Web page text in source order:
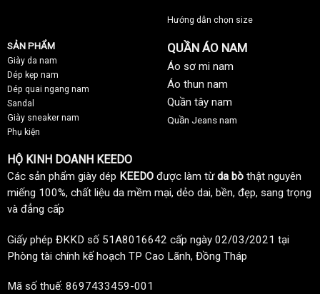
Hướng dẫn chọn size
SẢN PHẨM
Giày da nam
Dép kẹp nam
Dép quai ngang nam
Sandal
Giày sneaker nam
Phụ kiện
QUẦN ÁO NAM
Áo sơ mi nam
Áo thun nam
Quần tây nam
Quần Jeans nam
HỘ KINH DOANH KEEDO
Các sản phẩm giày dép KEEDO được làm từda bò thật nguyên
miếng 100%, chất liệu da mềm mại, dẻo dai, bền, đẹp, sang trọng
và đẳng cấp
Giấy phép ĐKKD số 51A8016642 cấp ngày 02/03/2021 tại
Phòng tài chính kế hoạch TP Cao Lãnh, Đồng Tháp
Mã số thuế: 8697433459-001